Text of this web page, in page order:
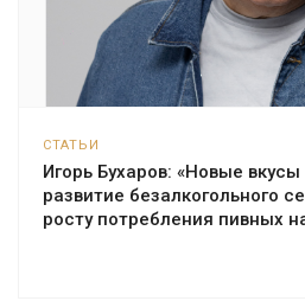
СТАТЬИ
Игорь Бухаров: «Новые
развитие безалкогольного
росту потребления пивных